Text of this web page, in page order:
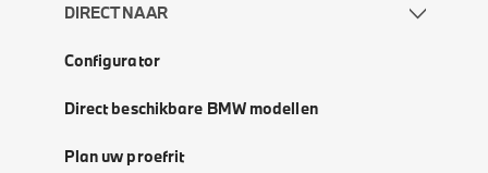
DIRECT NAAR
Configurator
Direct beschikbare BMW modellen
Plan uw proefrit